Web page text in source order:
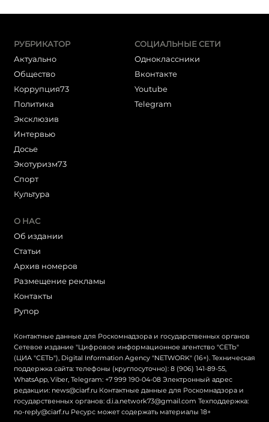
РУБРИКАТОР
Актуально
Общество
Коррупция73
Политика
Эксклюзив
Интервью
Досье
Экотуризм73
Cпорт
Культура
СОЦИАЛЬНЫЕ СЕТИ
Одноклассники
Вконтакте
Youtube
Telegram
О НАС
Об издании
Статьи
Архив номеров
Размещение рекламы
Контакты
Рупор
Контактные данные для Роскомнадзора и государственных органов
Сетевое издание "Цифровое информационное агентство "СЕТЬ"
(ЦИА "СЕТЬ"), Digital Information Agency "NETWORK" (16+). Техническая
поддержка сайта: телефоны (круглосуточно): 8 (906) 141-89-55,
WhatsApp, Viber, Telegram: +7 999 190-04-08 Электронный адрес
редакции: news@ciarf.ru Контактные данные для Роскомнадзора и
государственных органов: d.i.a.network73@gmail.com Техподдержка:
no-reply@ciarf.ru Ресурс может содержать материалы 18+